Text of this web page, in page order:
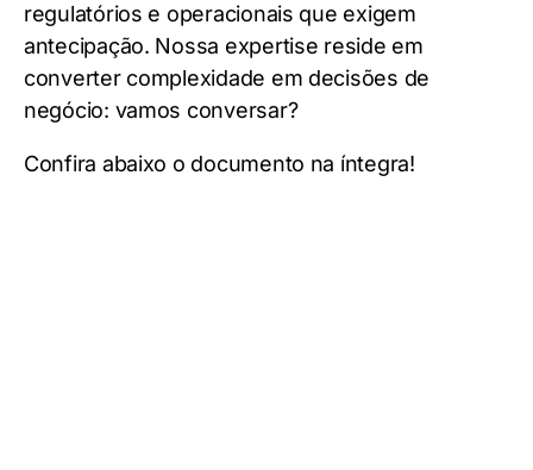
regulatórios e operacionais que exigem
antecipação. Nossa expertise reside em
converter complexidade em decisões de
negócio: vamos conversar?
Confira abaixo o documento na íntegra!